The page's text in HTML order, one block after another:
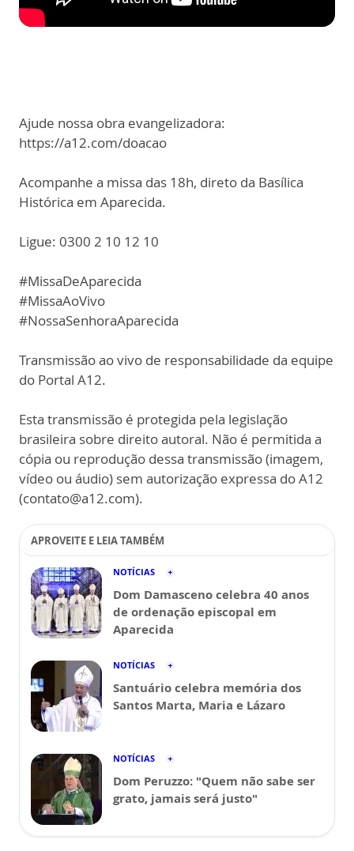
Ajude nossa obra evangelizadora:
https://a12.com/doacao
Acompanhe a missa das 18h, direto da Basílica
Histórica em Aparecida.
Ligue: 0300 2 10 12 10
#MissaDeAparecida
#MissaAoVivo
#NossaSenhoraAparecida
Transmissão ao vivo de responsabilidade da equipe
do Portal A12.
Esta transmissão é protegida pela legislação
brasileira sobre direito autoral. Não é permitida a
cópia ou reprodução dessa transmissão (imagem,
vídeo ou áudio) sem autorização expressa do A12
(contato@a12.com).
APROVEITE E LEIA TAMBÉM
NOTÍCIAS
Dom Damasceno celebra 40 anos
de ordenação episcopal em
Aparecida
NOTÍCIAS
Santuário celebra memória dos
Santos Marta, Maria e Lázaro
NOTÍCIAS
Dom Peruzzo: "Quem não sabe ser
grato, jamais será justo"